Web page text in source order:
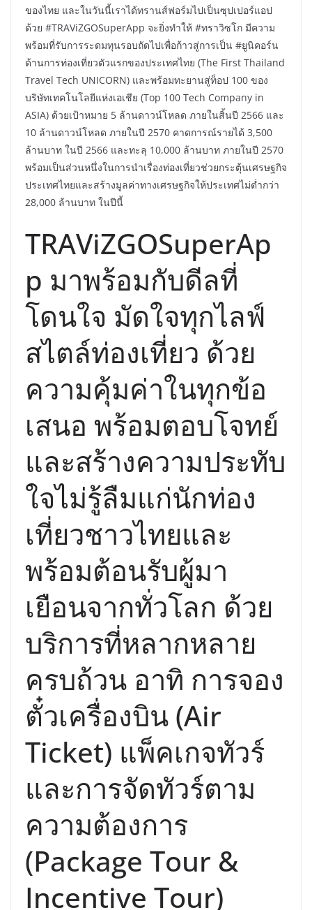
ของไทย และในวันนี้เราได้ทรานส์ฟอร์มไปเป็นซุปเปอร์แอป
ด้วย #TRAViZGOSuperApp จะยิ่งทำให้ #ทราวิซโก มีความ
พร้อมที่รับการระดมทุนรอบถัดไปเพื่อก้าวสู่การเป็น #ยูนิคอร์น
ด้านการท่องเที่ยวตัวแรกของประเทศไทย (The First Thailand
Travel Tech UNICORN) และพร้อมทะยานสู่ท็อป 100 ของ
บริษัทเทคโนโลยีแห่งเอเชีย (Top 100 Tech Company in
ASIA) ด้วยเป้าหมาย 5 ล้านดาวน์โหลด ภายในสิ้นปี 2566 และ
10 ล้านดาวน์โหลด ภายในปี 2570 คาดการณ์รายได้ 3,500
ล้านบาท ในปี 2566 และทะลุ 10,000 ล้านบาท ภายในปี 2570
พร้อมเป็นส่วนหนึ่งในการนำเรื่องท่องเที่ยวช่วยกระตุ้นเศรษฐกิจ
ประเทศไทยและสร้างมูลค่าทางเศรษฐกิจให้ประเทศไม่ต่ำกว่า
28,000 ล้านบาท ในปีนี้
TRAViZGOSuperAp
p มาพร้อมกับดีลที่
โดนใจ มัดใจทุกไลฟ์
สไตล์ท่องเที่ยว ด้วย
ความคุ้มค่าในทุกข้อ
เสนอ พร้อมตอบโจทย์
และสร้างความประทับ
ใจไม่รู้ลืมแก่นักท่อง
เที่ยวชาวไทยและ
พร้อมต้อนรับผู้มา
เยือนจากทั่วโลก ด้วย
บริการที่หลากหลาย
ครบถ้วน อาทิ การจอง
ตั๋วเครื่องบิน (Air
Ticket) แพ็คเกจทัวร์
และการจัดทัวร์ตาม
ความต้องการ
(Package Tour &
Incentive Tour)